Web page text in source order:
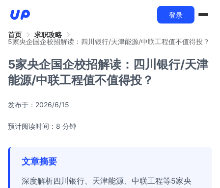
登录
首页
求职攻略
5家央企国企校招解读：四川银行/天津能源/中联工程值不值得投？
5家央企国企校招解读：四川银行/天津
能源/中联工程值不值得投？
发布于： 2026/6/15
预计阅读时间：8 分钟
文章摘要
深度解析四川银行、天津能源、中联工程等5家央